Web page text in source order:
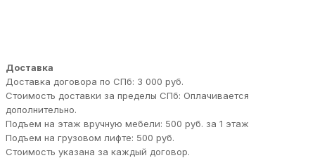
Доставка
Доставка договора по СПб: 3 000 руб.
Стоимость доставки за пределы СПб: Оплачивается
дополнительно.
Подъем на этаж вручную мебели: 500 руб. за 1 этаж
Подъем на грузовом лифте: 500 руб.
Стоимость указана за каждый договор.